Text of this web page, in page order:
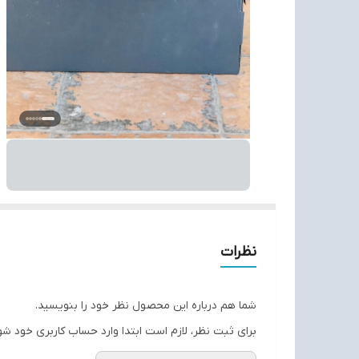
نظرات
شما هم درباره این محصول نظر خود را بنویسید.
برای ثبت نظر، لازم است ابتدا وارد حساب کاربری خود